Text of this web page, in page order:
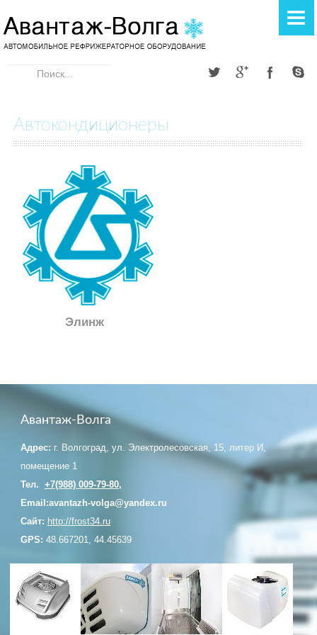
ГЛАВНАЯ
РЕФРИЖЕРАТОРЫ
Элинж
A TEC THERMO
АВТОКОНДИЦИОНЕРЫ
Элинж
ОТОПИТЕЛИ
Webasto
Eberspacher
КОНТАКТЫ
Искать...
Автокондиционеры
Элинж
Авантаж-Волга
Адрес: г. Волгоград, ул. Электролесовская, 15, литер И,
помещение 1
Тел. +7(988) 009-79-80,
Email:avantazh-volga@yandex.ru
Сайт: http://frost34.ru
GPS: 48.667201, 44.45639